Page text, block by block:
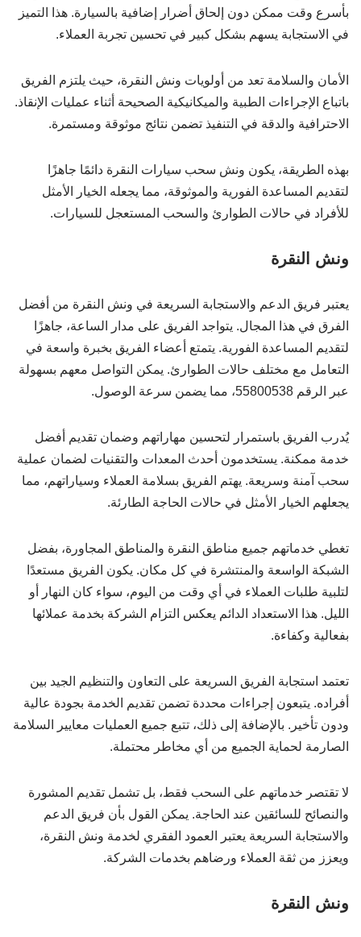
بأسرع وقت ممكن دون إلحاق أضرار إضافية بالسيارة. هذا التميز
في الاستجابة يسهم بشكل كبير في تحسين تجربة العملاء.
الأمان والسلامة تعد من أولويات ونش النقرة، حيث يلتزم الفريق
باتباع الإجراءات الطبية والميكانيكية الصحيحة أثناء عمليات الإنقاذ.
الاحترافية والدقة في التنفيذ تضمن نتائج موثوقة ومستمرة.
بهذه الطريقة، يكون ونش سحب سيارات النقرة دائمًا جاهزًا
لتقديم المساعدة الفورية والموثوقة، مما يجعله الخيار الأمثل
للأفراد في حالات الطوارئ والسحب المستعجل للسيارات.
ونش النقرة
يعتبر فريق الدعم والاستجابة السريعة في ونش النقرة من أفضل
الفرق في هذا المجال. يتواجد الفريق على مدار الساعة، جاهزًا
لتقديم المساعدة الفورية. يتمتع أعضاء الفريق بخبرة واسعة في
التعامل مع مختلف حالات الطوارئ. يمكن التواصل معهم بسهولة
عبر الرقم 55800538، مما يضمن سرعة الوصول.
يُدرب الفريق باستمرار لتحسين مهاراتهم وضمان تقديم أفضل
خدمة ممكنة. يستخدمون أحدث المعدات والتقنيات لضمان عملية
سحب آمنة وسريعة. يهتم الفريق بسلامة العملاء وسياراتهم، مما
يجعلهم الخيار الأمثل في حالات الحاجة الطارئة.
تغطي خدماتهم جميع مناطق النقرة والمناطق المجاورة، بفضل
الشبكة الواسعة والمنتشرة في كل مكان. يكون الفريق مستعدًا
لتلبية طلبات العملاء في أي وقت من اليوم، سواء كان النهار أو
الليل. هذا الاستعداد الدائم يعكس التزام الشركة بخدمة عملائها
بفعالية وكفاءة.
تعتمد استجابة الفريق السريعة على التعاون والتنظيم الجيد بين
أفراده. يتبعون إجراءات محددة تضمن تقديم الخدمة بجودة عالية
ودون تأخير. بالإضافة إلى ذلك، تتبع جميع العمليات معايير السلامة
الصارمة لحماية الجميع من أي مخاطر محتملة.
لا تقتصر خدماتهم على السحب فقط، بل تشمل تقديم المشورة
والنصائح للسائقين عند الحاجة. يمكن القول بأن فريق الدعم
والاستجابة السريعة يعتبر العمود الفقري لخدمة ونش النقرة،
ويعزز من ثقة العملاء ورضاهم بخدمات الشركة.
ونش النقرة